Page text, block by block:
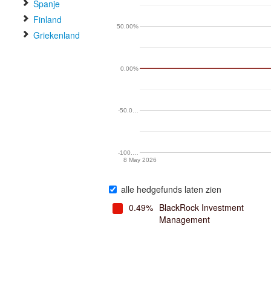
Spanje
Finland
Griekenland
8 May 2026
-100.…
-50.0…
0.00%
50.00%
alle hedgefunds laten zien
0.49% BlackRock Investment
Management